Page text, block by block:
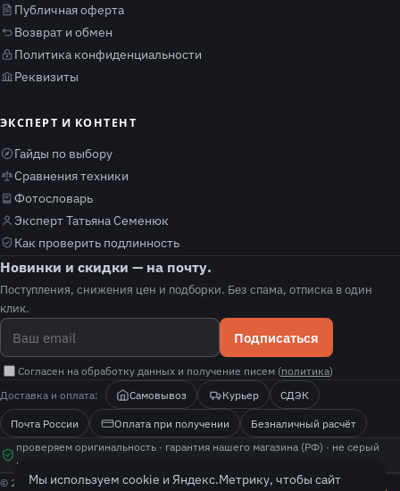
Публичная оферта
Возврат и обмен
Политика конфиденциальности
Реквизиты
ЭКСПЕРТ И КОНТЕНТ
Гайды по выбору
Сравнения техники
Фотословарь
Эксперт Татьяна Семенюк
Как проверить подлинность
Новинки и скидки — на почту.
Поступления, снижения цен и подборки. Без спама, отписка в один
клик.
Подписаться
Согласен на обработку данных и получение писем (политика)
Доставка и оплата: Самовывоз Курьер
СДЭК
Почта России
Оплата при получении
Безналичный расчёт
проверяем оригинальность · гарантия нашего магазина (РФ) · не серый
импорт · покажем, как проверить подлинность
© 2026 fotolit. Все права защищены.
Мы используем cookie и Яндекс.Метрику, чтобы сайт